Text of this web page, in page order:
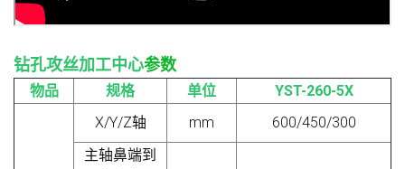
钻孔攻丝加工中心参数
物品 规格 单位 YST-260-5X
X/Y/Z轴 mm
600/450/300
主轴鼻端到